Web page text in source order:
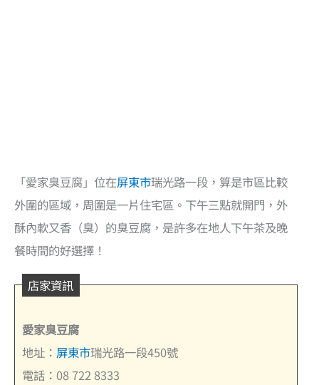
「愛家臭豆腐」位在屏東市瑞光路一段，算是市區比較
外圍的區域，周圍是一片住宅區。下午三點就開門，外
酥內軟又香（臭）的臭豆腐，是許多在地人下午茶及晚
餐時間的好選擇！
店家資訊
愛家臭豆腐
地址： 屏東市瑞光路一段450號
電話：08 722 8333